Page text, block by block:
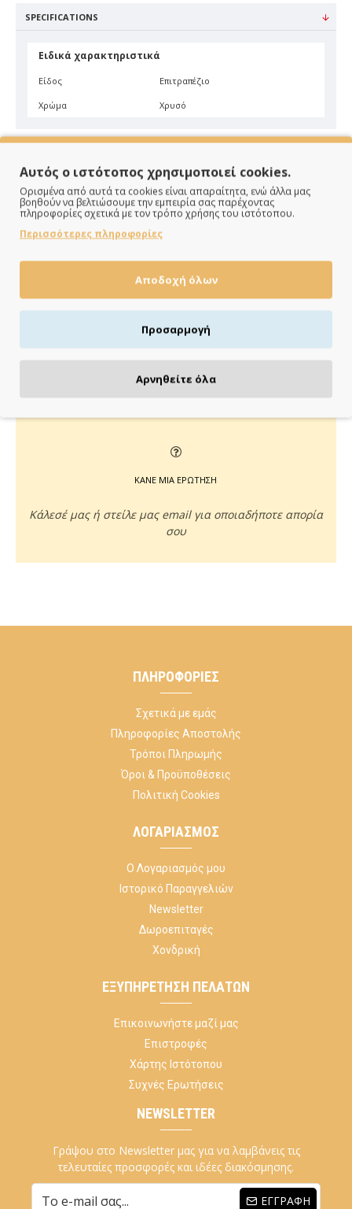
SPECIFICATIONS
Ειδικά χαρακτηριστικά
Είδος Επιτραπέζιο
Χρώμα Χρυσό
ΠΑΡΑΔΙΔΟΥΜΕ ΓΡΗΓΟΡΑ
Άμεση αποστολή της παραγγελίας σου σε 1 - 2 εργάσιμες
ημέρες
ΠΛΗΡΩΝΕΙΣ ΟΠΩΣ ΘΕΣ
Πιστωτική/χρεωστική κάρτα, αντικαταβολή ή κατάθεση
ΚΑΝΕ ΜΙΑ ΕΡΩΤΗΣΗ
Κάλεσέ μας ή στείλε μας email για οποιαδήποτε απορία
σου
ΠΛΗΡΟΦΟΡΊΕΣ
Σχετικά με εμάς
Πληροφορίες Αποστολής
Τρόποι Πληρωμής
Όροι & Προϋποθέσεις
Πολιτική Cookies
ΛΟΓΑΡΙΑΣΜΌΣ
Ο Λογαριασμός μου
Ιστορικό Παραγγελιών
Newsletter
Δωροεπιταγές
Χονδρική
ΕΞΥΠΗΡΈΤΗΣΗ ΠΕΛΑΤΏΝ
Επικοινωνήστε μαζί μας
Επιστροφές
Χάρτης Ιστότοπου
Συχνές Ερωτήσεις
NEWSLETTER
Γράψου στο Newsletter μας για να λαμβάνεις τις
τελευταίες προσφορές και ιδέες διακόσμησης.
ΕΓΓΡΑΦΉ
Αυτός ο ιστότοπος χρησιμοποιεί cookies.
Ορισμένα από αυτά τα cookies είναι απαραίτητα, ενώ άλλα μας
βοηθούν να βελτιώσουμε την εμπειρία σας παρέχοντας
πληροφορίες σχετικά με τον τρόπο χρήσης του ιστότοπου.
Περισσότερες πληροφορίες
Αποδοχή όλων
Προσαρμογή
Αρνηθείτε όλα